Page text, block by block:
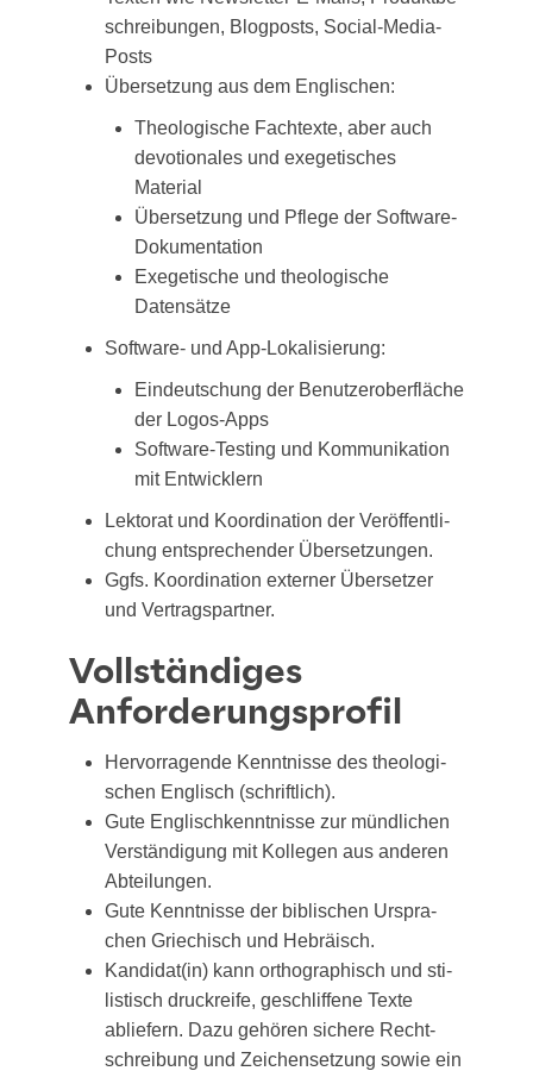
schrei­bun­gen, Blog­posts, Social-Media-
Posts
Über­set­zung aus dem Englischen:
Theo­lo­gi­sche Fach­tex­te, aber auch
devo­tio­na­les und exege­ti­sches
Material
Über­set­zung und Pfle­ge der Software-
Dokumentation
Exege­ti­sche und theo­lo­gi­sche
Datensätze
Soft­ware- und App-Lokalisierung:
Ein­deut­schung der Benut­zer­ober­flä­che
der Logos-Apps
Soft­ware-Test­ing und Kom­mu­ni­ka­ti­on
mit Entwicklern
Lek­to­rat und Koor­di­na­ti­on der Ver­öf­fent­li­
chung ent­spre­chen­der Übersetzungen.
Ggfs. Koor­di­na­ti­on exter­ner Über­set­zer
und Vertragspartner.
Vollständiges
Anforderungsprofil
Her­vor­ra­gen­de Kennt­nis­se des theo­lo­gi­
schen Eng­lisch (schrift­lich).
Gute Eng­lisch­kennt­nis­se zur münd­li­chen
Ver­stän­di­gung mit Kol­le­gen aus ande­ren
Abteilungen.
Gute Kennt­nis­se der bibli­schen Urspra­
chen Grie­chisch und Hebräisch.
Kandidat(in) kann ortho­gra­phisch und sti­
lis­tisch druck­rei­fe, geschlif­fe­ne Tex­te
ablie­fern. Dazu gehö­ren siche­re Recht­
schrei­bung und Zei­chen­set­zung sowie ein